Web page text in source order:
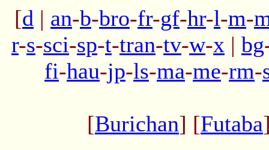
[d | an-b-bro-fr-gf-hr-l-m-
r-s-sci-sp-t-tran-tv-w-x | bg
fi-hau-jp-ls-ma-me-rm-
[Burichan] [Futaba